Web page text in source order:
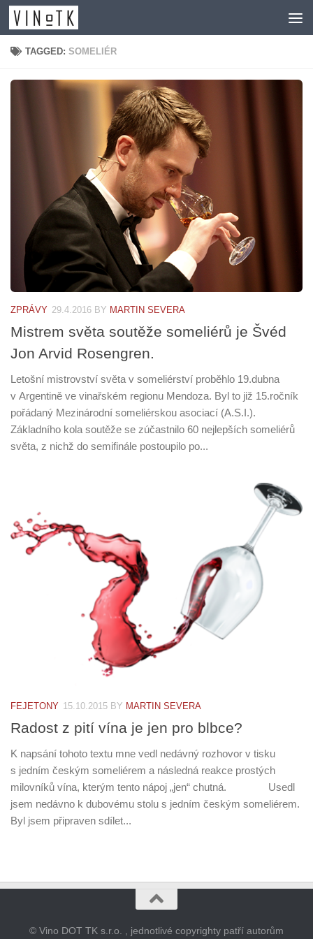
Skip to content
TAGGED:SOMELIÉR
ZPRÁVY 29.4.2016 BY MARTIN SEVERA
Mistrem světa soutěže someliérů je Švéd
Jon Arvid Rosengren.
Letošní mistrovství světa v someliérství proběhlo 19.dubna
v Argentině ve vinařském regionu Mendoza. Byl to již 15.ročník
pořádaný Mezinárodní someliérskou asociací (A.S.I.).
Základního kola soutěže se zúčastnilo 60 nejlepších someliérů
světa, z nichž do semifinále postoupilo po...
FEJETONY 15.10.2015 BY MARTIN SEVERA
Radost z pití vína je jen pro blbce?
K napsání tohoto textu mne vedl nedávný rozhovor v tisku
s jedním českým someliérem a následná reakce prostých
milovníků vína, kterým tento nápoj „jen“ chutná. Usedl
jsem nedávno k dubovému stolu s jedním českým someliérem.
Byl jsem připraven sdílet...
© Vino DOT TK s.r.o. , jednotlivé copyrighty patří autorům